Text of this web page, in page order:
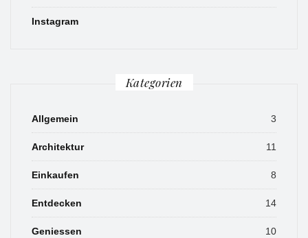
Instagram
Kategorien
Allgemein 3
Architektur 11
Einkaufen 8
Entdecken 14
Geniessen 10